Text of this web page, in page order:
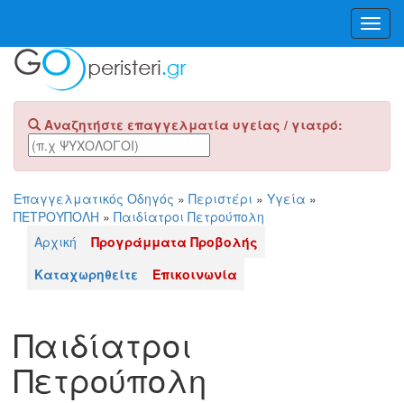
Αναζητήστε επαγγελματία υγείας / γιατρό:
Επαγγελματικός Οδηγός » Περιστέρι » Υγεία »
ΠΕΤΡΟΥΠΟΛΗ » Παιδίατροι Πετρούπολη
Αρχική
Προγράμματα Προβολής
Καταχωρηθείτε
Επικοινωνία
Παιδίατροι
Πετρούπολη